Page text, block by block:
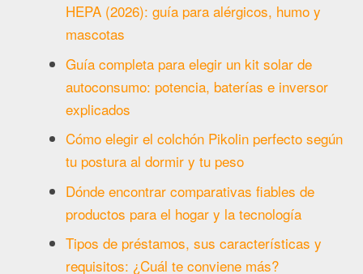
HEPA (2026): guía para alérgicos, humo y
mascotas
Guía completa para elegir un kit solar de
autoconsumo: potencia, baterías e inversor
explicados
Cómo elegir el colchón Pikolin perfecto según
tu postura al dormir y tu peso
Dónde encontrar comparativas fiables de
productos para el hogar y la tecnología
Tipos de préstamos, sus características y
requisitos: ¿Cuál te conviene más?